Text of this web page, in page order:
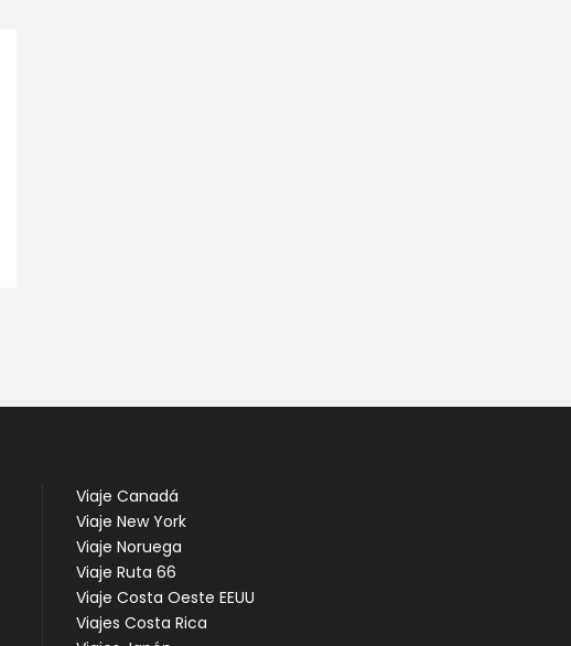
Viaje Canadá
Viaje New York
Viaje Noruega
Viaje Ruta 66
Viaje Costa Oeste EEUU
Viajes Costa Rica